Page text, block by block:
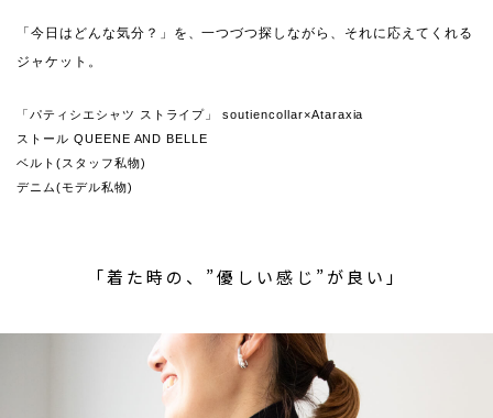
「今日はどんな気分？」を、一つづつ探しながら、それに応えてくれる
ジャケット。
「パティシエシャツ ストライプ」 soutiencollar×Ataraxia
ストール QUEENE AND BELLE
ベルト(スタッフ私物)
デニム(モデル私物)
「着た時の、”優しい感じ”が良い」